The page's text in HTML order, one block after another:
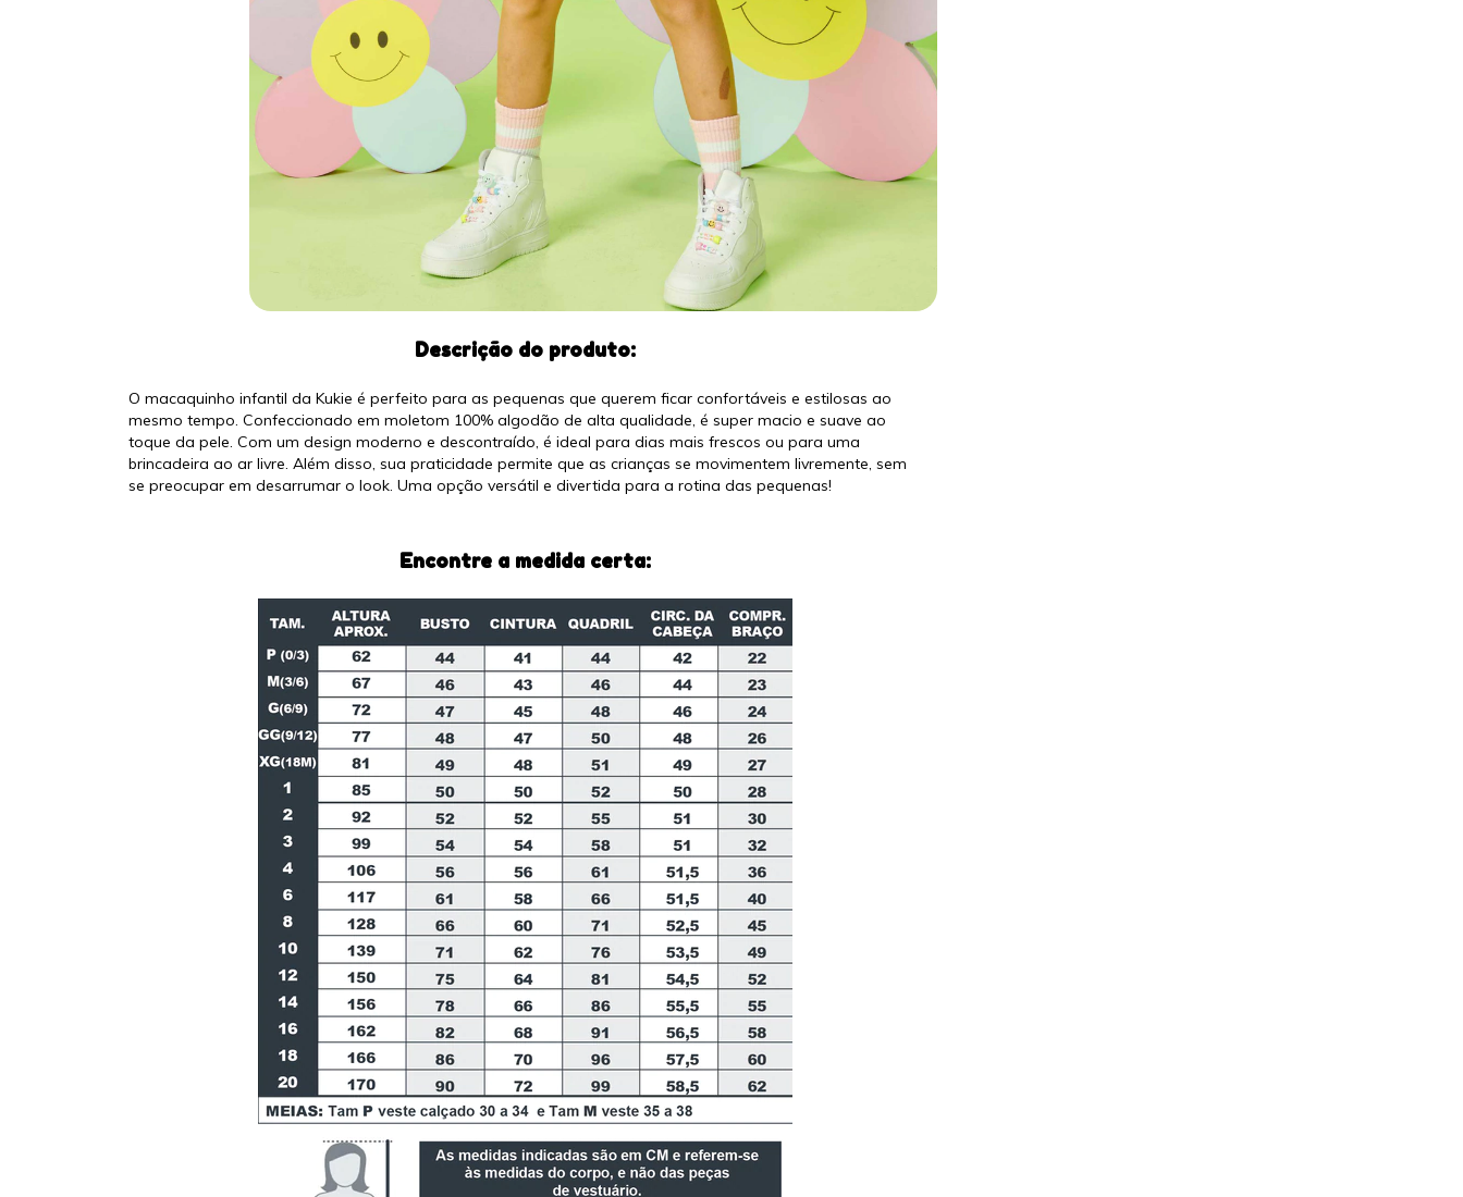
Descrição do produto:
O macaquinho infantil da Kukie é perfeito para as pequenas que querem ficar confortáveis e estilosas ao
mesmo tempo. Confeccionado em moletom 100% algodão de alta qualidade, é super macio e suave ao
toque da pele. Com um design moderno e descontraído, é ideal para dias mais frescos ou para uma
brincadeira ao ar livre. Além disso, sua praticidade permite que as crianças se movimentem livremente, sem
se preocupar em desarrumar o look. Uma opção versátil e divertida para a rotina das pequenas!
Encontre a medida certa: